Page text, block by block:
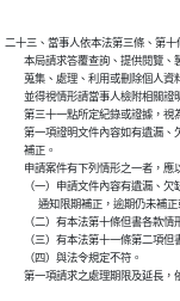
二十三、當事人依本法第三條、第
本局請求答覆查詢、提供閱覽
蒐集、處理、利用或刪除個人
並得視情形請當事人檢附相關
第三十一點所定紀錄或證據，
第一項證明文件內容如有遺漏
        補正。
申請案件有下列情形之一者，
（一）申請文件內容有遺漏、
通知限期補正，逾期仍未補
（二）有本法第十條但書各款情
（三）有本法第十一條第二項
        （四）與法令規定不符。